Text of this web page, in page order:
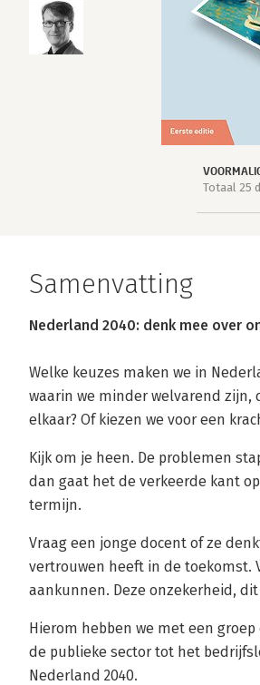
Totaal 25
Samenvatting
Nederland 2040: denk mee over
Welke keuzes maken we in
waarin we minder welvarend zijn,
elkaar? Of kiezen we voor een
Kijk om je heen. De problemen
dan gaat het de verkeerde kant
termijn.
Vraag een jonge docent of ze
vertrouwen heeft in de toekomst.
aankunnen. Deze onzekerheid,
Hierom hebben we met een
de publieke sector tot het
Nederland 2040.